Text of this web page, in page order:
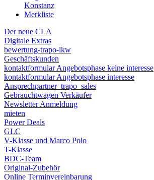
Konstanz
Merkliste
Der neue CLA
Digitale Extras
bewertung-trapo-lkw
Geschäftskunden
kontaktformular Angebotsphase keine interesse
kontaktformular Angebotsphase interesse
Ansprechpartner_trapo_sales
Gebrauchtwagen Verkäufer
Newsletter Anmeldung
mieten
Power Deals
GLC
V-Klasse und Marco Polo
T-Klasse
BDC-Team
Original-Zubehör
Online Terminvereinbarung